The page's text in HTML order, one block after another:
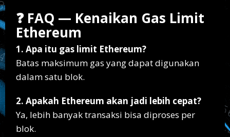
❓ FAQ — Kenaikan Gas Limit
Ethereum
1. Apa itu gas limit Ethereum?
Batas maksimum gas yang dapat digunakan
dalam satu blok.
2. Apakah Ethereum akan jadi lebih cepat?
Ya, lebih banyak transaksi bisa diproses per
blok.